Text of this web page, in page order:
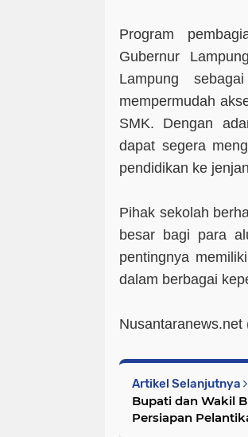
Program
Gubernur
Lampung
mempermudah
SMK. Dengan
dapat segera
pendidikan ke
Pihak sekolah
besar bagi para
pentingnya
dalam berbagai
Nusantaranews.net
Artikel Selanjutnya
Bupati dan Wakil
Persiapan